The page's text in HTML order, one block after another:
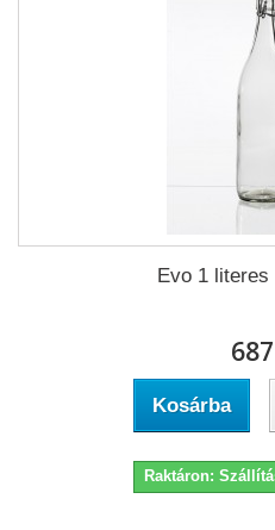
Evo 1 literes
Kosárba
Raktáron: